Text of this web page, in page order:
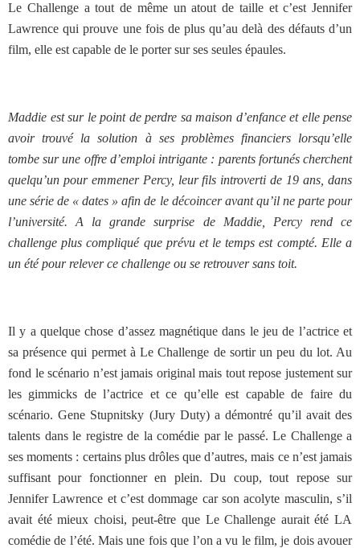
Le Challenge a tout de même un atout de taille et c’est Jennifer
Lawrence qui prouve une fois de plus qu’au delà des défauts d’un
film, elle est capable de le porter sur ses seules épaules.
Maddie est sur le point de perdre sa maison d’enfance et elle pense
avoir trouvé la solution à ses problèmes financiers lorsqu’elle
tombe sur une offre d’emploi intrigante : parents fortunés cherchent
quelqu’un pour emmener Percy, leur fils introverti de 19 ans, dans
une série de « dates » afin de le décoincer avant qu’il ne parte pour
l’université. A la grande surprise de Maddie, Percy rend ce
challenge plus compliqué que prévu et le temps est compté. Elle a
un été pour relever ce challenge ou se retrouver sans toit.
Il y a quelque chose d’assez magnétique dans le jeu de l’actrice et
sa présence qui permet à Le Challenge de sortir un peu du lot. Au
fond le scénario n’est jamais original mais tout repose justement sur
les gimmicks de l’actrice et ce qu’elle est capable de faire du
scénario. Gene Stupnitsky (Jury Duty) a démontré qu’il avait des
talents dans le registre de la comédie par le passé. Le Challenge a
ses moments : certains plus drôles que d’autres, mais ce n’est jamais
suffisant pour fonctionner en plein. Du coup, tout repose sur
Jennifer Lawrence et c’est dommage car son acolyte masculin, s’il
avait été mieux choisi, peut-être que Le Challenge aurait été LA
comédie de l’été. Mais une fois que l’on a vu le film, je dois avouer